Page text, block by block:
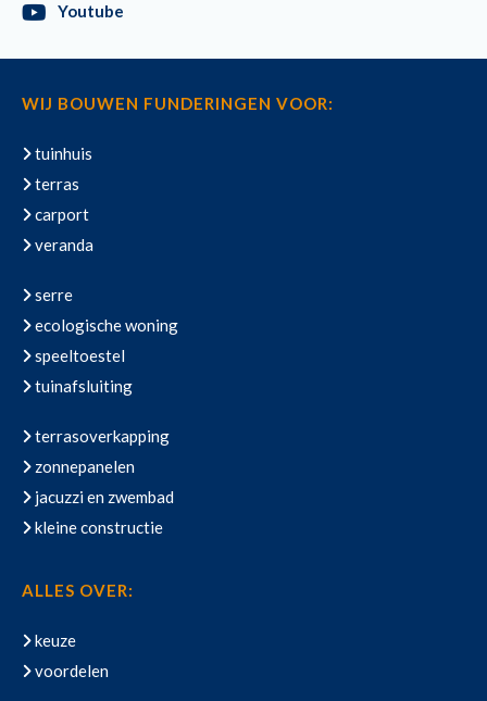
Youtube
WIJ BOUWEN FUNDERINGEN VOOR:
tuinhuis
terras
carport
veranda
serre
ecologische woning
speeltoestel
tuinafsluiting
terrasoverkapping
zonnepanelen
jacuzzi en zwembad
kleine constructie
ALLES OVER:
keuze
voordelen